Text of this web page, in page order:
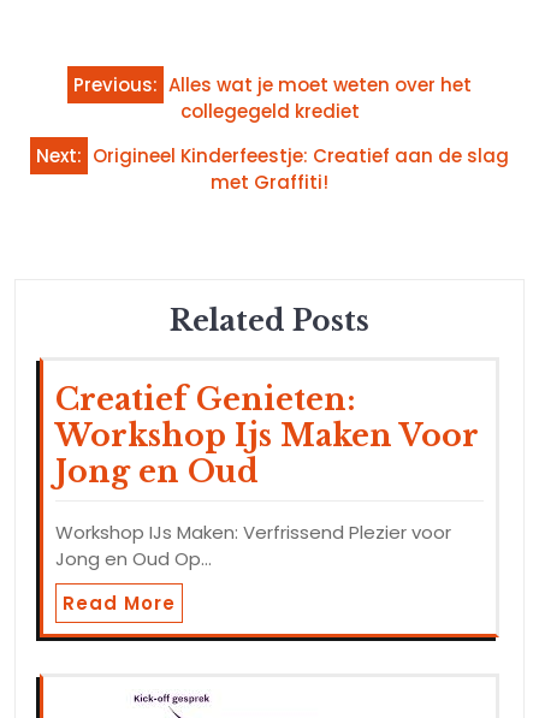
Bericht
navigatie
Previous: Alles wat je moet weten over het
collegegeld krediet
Next: Origineel Kinderfeestje: Creatief aan de slag
met Graffiti!
Related Posts
Creatief Genieten:
Workshop Ijs Maken Voor
Jong en Oud
Workshop IJs Maken: Verfrissend Plezier voor
Jong en Oud Op…
Read More